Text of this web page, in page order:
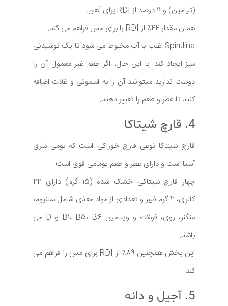
(تیامین) و 11 درصد از RDI برای آهن.
همان مقدار 44٪ از RDI را برای مس فراهم می کند.
Spirulina اغلب با آب مخلوط می شود تا یک نوشیدنی
سبز ایجاد کند. با این حال، اگر طعم غیر معمول آن را
دوست ندارید میتوانید آن را به اسموتی و غلات اضافه
کنید تا عطر و طعم را تغییر دهید.
4. قارچ شیتاکا
قارچ شیتاکا نوعی قارچ خوراکی است که بومی شرق
آسیا است و دارای عطر و طعم یومامی قوی است.
چهار قارچ شیتاکی خشک شده (15 گرم) دارای 44
کالری، 2 گرم فیبر و تعدادی از مواد مغذی شامل سلنیوم،
منگنز، روی، فولات و ویتامین B1، B5، B6 و D می
باشد.
این بخش همچنین 89٪ از RDI برای مس را فراهم می
کند.
5. آجیل و دانه